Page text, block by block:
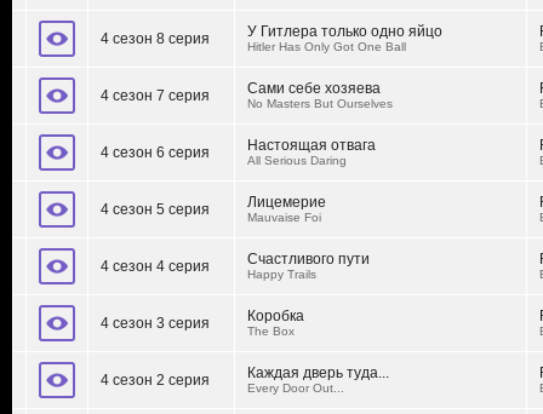
4 сезон 8 серия У Гитлера только одно яйцо
Hitler Has Only Got One Ball
4 сезон 7 серия Сами себе хозяева
No Masters But Ourselves
4 сезон 6 серия Настоящая отвага
All Serious Daring
4 сезон 5 серия Лицемерие
Mauvaise Foi
4 сезон 4 серия Счастливого пути
Happy Trails
4 сезон 3 серия Коробка
The Box
4 сезон 2 серия Каждая дверь туда...
Every Door Out...